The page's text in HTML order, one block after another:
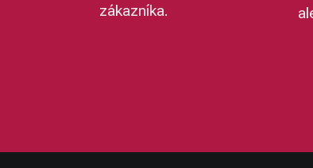
zákazníka.